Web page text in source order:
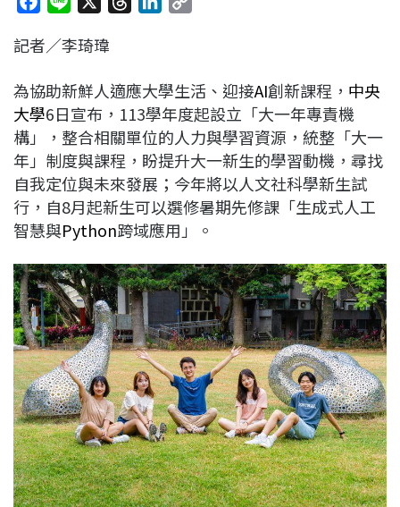
c
b
o
k
n
a
d
s
e
d
I
n
L
i
n
k
記者／李琦瑋
為協助新鮮人適應大學生活、迎接AI創新課程， 中央
大學6日宣布，113學年度起設立「大一年專責機
構」，整合相關單位的人力與學習資源，統整「大一
年」制度與課程，盼提升大一新生的學習動機，尋找
自我定位與未來發展；今年將以人文社科學新生試
行，自8月起新生可以選修暑期先修課「生成式人工
智慧與Python跨域應用」。